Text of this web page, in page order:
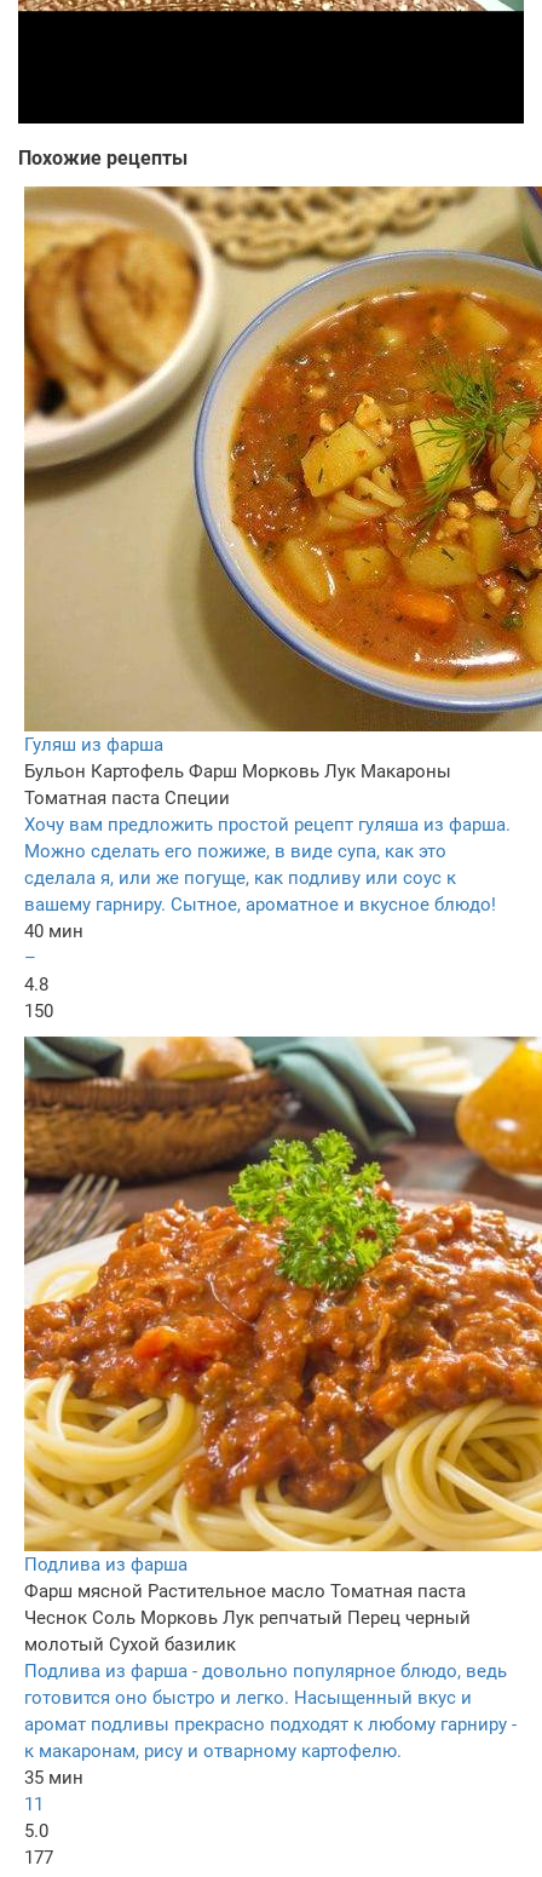
Похожие рецепты
Гуляш из фарша
Бульон Картофель Фарш Морковь Лук Макароны
Томатная паста Специи
Хочу вам предложить простой рецепт гуляша из фарша.
Можно сделать его пожиже, в виде супа, как это
сделала я, или же погуще, как подливу или соус к
вашему гарниру. Сытное, ароматное и вкусное блюдо!
40 мин
–
4.8
150
Подлива из фарша
Фарш мясной Растительное масло Томатная паста
Чеснок Соль Морковь Лук репчатый Перец черный
молотый Сухой базилик
Подлива из фарша - довольно популярное блюдо, ведь
готовится оно быстро и легко. Насыщенный вкус и
аромат подливы прекрасно подходят к любому гарниру -
к макаронам, рису и отварному картофелю.
35 мин
11
5.0
177